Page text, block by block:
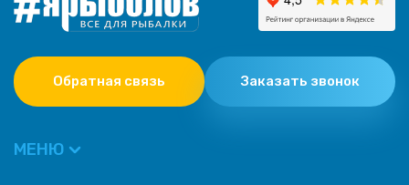
Обратная связь Заказать звонок
МЕНЮ